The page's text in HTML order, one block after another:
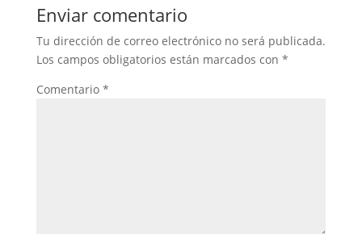
Enviar comentario
Tu dirección de correo electrónico no será publicada.
Los campos obligatorios están marcados con *
Comentario *